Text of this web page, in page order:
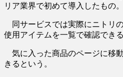
リア業界で初めて導入したもの。
同サービスでは実際にニトリ
使用アイテムを一覧で確認できる
気に入った商品のページに移
きるという。